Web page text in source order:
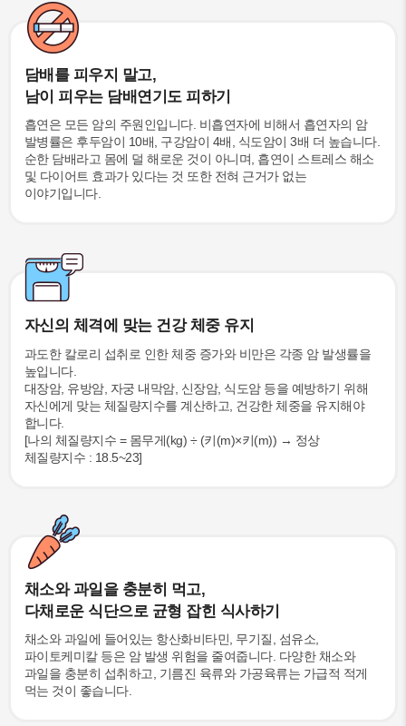
담배를 피우지 말고,
남이 피우는 담배연기도 피하기
흡연은 모든 암의 주원인입니다. 비흡연자에 비해서 흡연자의 암
발병률은 후두암이 10배, 구강암이 4배, 식도암이 3배 더 높습니다.
순한 담배라고 몸에 덜 해로운 것이 아니며, 흡연이 스트레스 해소
및 다이어트 효과가 있다는 것 또한 전혀 근거가 없는
이야기입니다.
자신의 체격에 맞는 건강 체중 유지
과도한 칼로리 섭취로 인한 체중 증가와 비만은 각종 암 발생률을
높입니다.
대장암, 유방암, 자궁 내막암, 신장암, 식도암 등을 예방하기 위해
자신에게 맞는 체질량지수를 계산하고, 건강한 체중을 유지해야
합니다.
[나의 체질량지수 = 몸무게(kg) ÷ (키(m)×키(m)) → 정상
체질량지수 : 18.5~23]
채소와 과일을 충분히 먹고,
다채로운 식단으로 균형 잡힌 식사하기
채소와 과일에 들어있는 항산화비타민, 무기질, 섬유소,
파이토케미칼 등은 암 발생 위험을 줄여줍니다. 다양한 채소와
과일을 충분히 섭취하고, 기름진 육류와 가공육류는 가급적 적게
먹는 것이 좋습니다.